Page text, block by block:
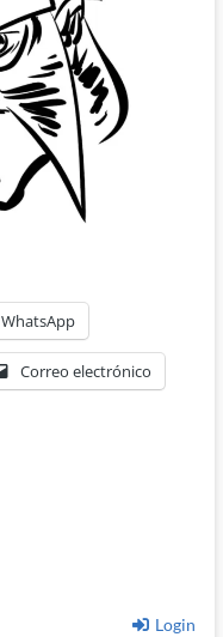
WhatsApp
Correo electrónico
Login